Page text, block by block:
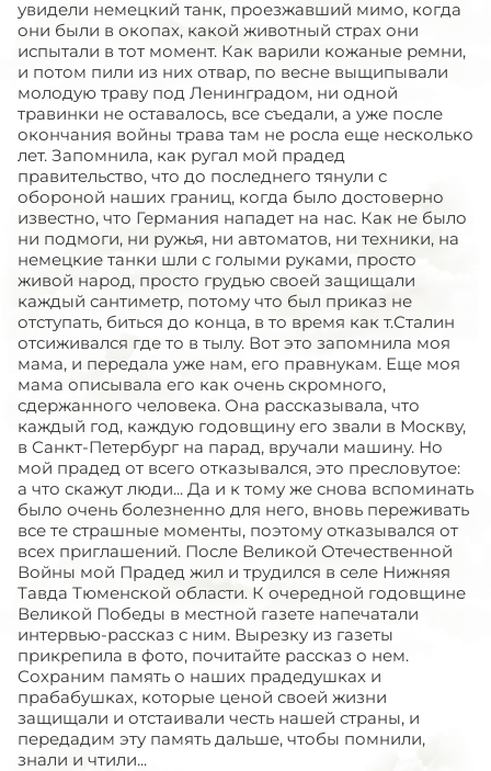
увидели немецкий танк, проезжавший мимо, когда
они были в окопах, какой животный страх они
испытали в тот момент. Как варили кожаные ремни,
и потом пили из них отвар, по весне выщипывали
молодую траву под Ленинградом, ни одной
травинки не оставалось, все съедали, а уже после
окончания войны трава там не росла еще несколько
лет. Запомнила, как ругал мой прадед
правительство, что до последнего тянули с
обороной наших границ, когда было достоверно
известно, что Германия нападет на нас. Как не было
ни подмоги, ни ружья, ни автоматов, ни техники, на
немецкие танки шли с голыми руками, просто
живой народ, просто грудью своей защищали
каждый сантиметр, потому что был приказ не
отступать, биться до конца, в то время как т.Сталин
отсиживался где то в тылу. Вот это запомнила моя
мама, и передала уже нам, его правнукам. Еще моя
мама описывала его как очень скромного,
сдержанного человека. Она рассказывала, что
каждый год, каждую годовщину его звали в Москву,
в Санкт-Петербург на парад, вручали машину. Но
мой прадед от всего отказывался, это пресловутое:
а что скажут люди... Да и к тому же снова вспоминать
было очень болезненно для него, вновь переживать
все те страшные моменты, поэтому отказывался от
всех приглашений. После Великой Отечественной
Войны мой Прадед жил и трудился в селе Нижняя
Тавда Тюменской области. К очередной годовщине
Великой Победы в местной газете напечатали
интервью-рассказ с ним. Вырезку из газеты
прикрепила в фото, почитайте рассказ о нем.
Сохраним память о наших прадедушках и
прабабушках, которые ценой своей жизни
защищали и отстаивали честь нашей страны, и
передадим эту память дальше, чтобы помнили,
знали и чтили...